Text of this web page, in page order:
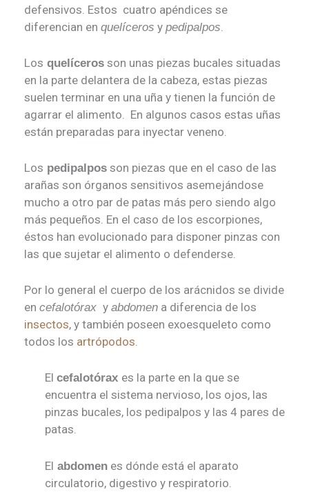
defensivos. Estos cuatro apéndices se
diferencian en quelíceros y pedipalpos
Los quelíceros son unas piezas bucales situadas
en la parte delantera de la cabeza, estas piezas
suelen terminar en una uña y tienen la función de
agarrar el alimento. En algunos casos estas uñas
están preparadas para inyectar veneno.
Los pedipalpos son piezas que en el caso de las
arañas son órganos sensitivos asemejándose
mucho a otro par de patas más pero siendo algo
más pequeños. En el caso de los escorpiones,
éstos han evolucionado para disponer pinzas con
las que sujetar el alimento o defenderse.
Por lo general el cuerpo de los arácnidos se divide
en cefalotórax y abdomen a diferencia de los
insectos, y también poseen exoesqueleto como
todos los artrópodos.
El cefalotórax es la parte en la que se
encuentra el sistema nervioso, los ojos, las
pinzas bucales, los pedipalpos y las 4 pares de
patas.
El abdomen es dónde está el aparato
circulatorio, digestivo y respiratorio.